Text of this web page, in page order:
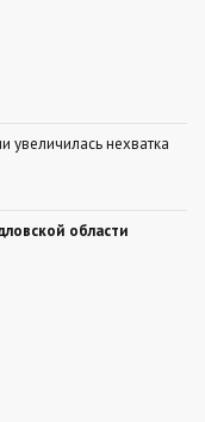
увеличилась нехватка
области